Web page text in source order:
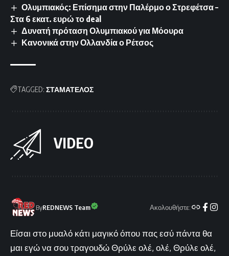
Ολυμπιακός: Επίσημα στην Παλέρμο ο Στρεφέτσα –
Στα 6 εκατ. ευρώ το deal
Δυνατή πρόταση Ολυμπιακού για Μόουρα
Κανονικά στην Ολλανδία ο Ρέτσος
TAGGED: ΣΤΑΜΑΤΕΛΟΣ
VIDEO
ByREDNEWS Team Ακολουθήστε:
Είσαι στο μυαλό κάτι μαγικό όπου πας εσύ πάντα θα
μαι εγώ να σου τραγουδώ Θρύλε ολέ, ολέ, Θρύλε ολέ,